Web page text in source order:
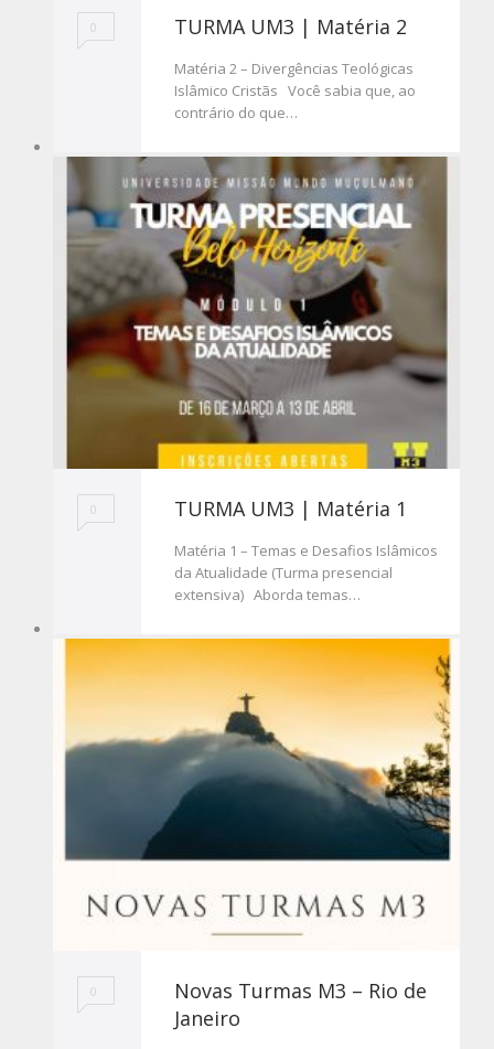
0 TURMA UM3 | Matéria 2
Matéria 2 – Divergências Teológicas
Islâmico Cristãs Você sabia que, ao
contrário do que…
0 TURMA UM3 | Matéria 1
Matéria 1 – Temas e Desafios Islâmicos
da Atualidade (Turma presencial
extensiva) Aborda temas…
0
Novas Turmas M3 – Rio de
Janeiro